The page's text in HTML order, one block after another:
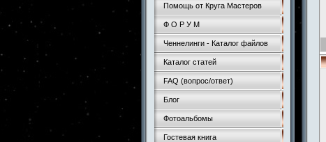
Помощь от Круга Мастеров
Ф О Р У М
Ченнелинги - Каталог файлов
Каталог статей
FAQ (вопрос/ответ)
Блог
Фотоальбомы
Гостевая книга